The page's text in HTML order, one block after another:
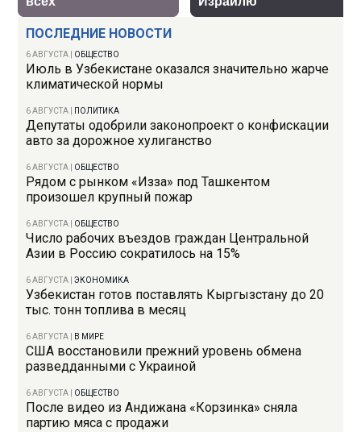
ПОСЛЕДНИЕ НОВОСТИ
6 АВГУСТА ОБЩЕСТВО
Июль в Узбекистане оказался значительно жарче
климатической нормы
6 АВГУСТА ПОЛИТИКА
Депутаты одобрили законопроект о конфискации
авто за дорожное хулиганство
6 АВГУСТА ОБЩЕСТВО
Рядом с рынком «Изза» под Ташкентом
произошел крупный пожар
6 АВГУСТА ОБЩЕСТВО
Число рабочих въездов граждан Центральной
Азии в Россию сократилось на 15%
6 АВГУСТА |ЭКОНОМИКА
Узбекистан готов поставлять Кыргызстану до 20
тыс. тонн топлива в месяц
6 АВГУСТА В МИРЕ
США восстановили прежний уровень обмена
разведданными с Украиной
6 АВГУСТА ОБЩЕСТВО
После видео из Андижана «Корзинка» сняла
партию мяса с продажи